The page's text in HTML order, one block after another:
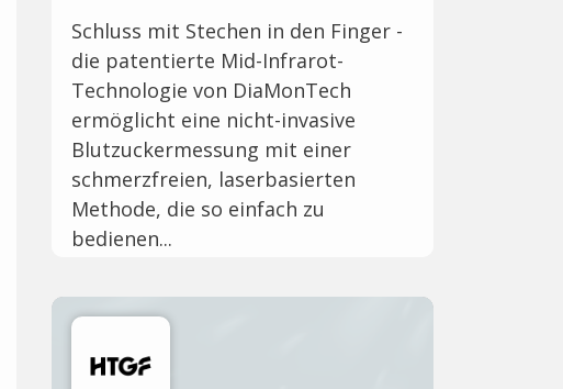
Schluss mit Stechen in den Finger -
die patentierte Mid-Infrarot-
Technologie von DiaMonTech
ermöglicht eine nicht-invasive
Blutzuckermessung mit einer
schmerzfreien, laserbasierten
Methode, die so einfach zu
bedienen...